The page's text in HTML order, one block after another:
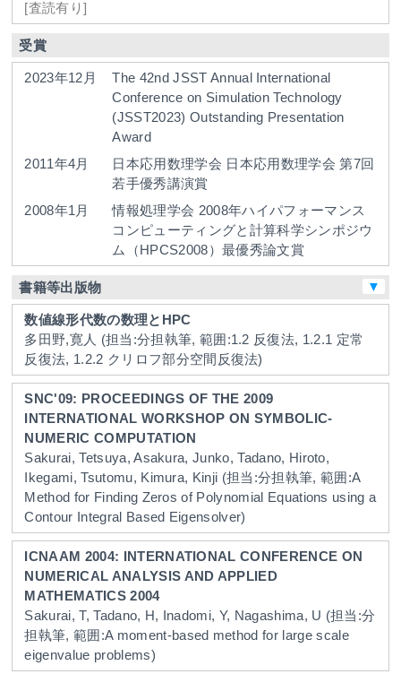
[査読有り]
受賞
2023年12月
The 42nd JSST Annual International
Conference on Simulation Technology
(JSST2023) Outstanding Presentation
Award
2011年4月
日本応用数理学会 日本応用数理学会 第7回
若手優秀講演賞
2008年1月
情報処理学会 2008年ハイパフォーマンス
コンピューティングと計算科学シンポジウ
ム（HPCS2008）最優秀論文賞
書籍等出版物 ▼
数値線形代数の数理とHPC
多田野,寛人 (担当:分担執筆, 範囲:1.2 反復法, 1.2.1 定常
反復法, 1.2.2 クリロフ部分空間反復法)
SNC'09: PROCEEDINGS OF THE 2009
INTERNATIONAL WORKSHOP ON SYMBOLIC-
NUMERIC COMPUTATION
Sakurai, Tetsuya, Asakura, Junko, Tadano, Hiroto,
Ikegami, Tsutomu, Kimura, Kinji (担当:分担執筆, 範囲:A
Method for Finding Zeros of Polynomial Equations using a
Contour Integral Based Eigensolver)
ICNAAM 2004: INTERNATIONAL CONFERENCE ON
NUMERICAL ANALYSIS AND APPLIED
MATHEMATICS 2004
Sakurai, T, Tadano, H, Inadomi, Y, Nagashima, U (担当:分
担執筆, 範囲:A moment-based method for large scale
eigenvalue problems)